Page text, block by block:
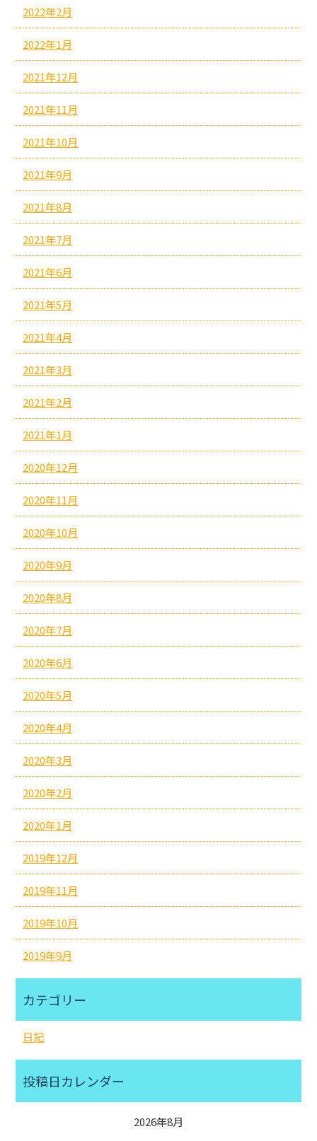
2022年2月
2022年1月
2021年12月
2021年11月
2021年10月
2021年9月
2021年8月
2021年7月
2021年6月
2021年5月
2021年4月
2021年3月
2021年2月
2021年1月
2020年12月
2020年11月
2020年10月
2020年9月
2020年8月
2020年7月
2020年6月
2020年5月
2020年4月
2020年3月
2020年2月
2020年1月
2019年12月
2019年11月
2019年10月
2019年9月
カテゴリー
日記
投稿日カレンダー
2026年8月